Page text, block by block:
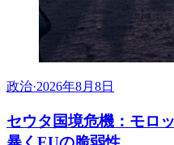
政治·2026年8月8日
セウタ国境危機：モロ